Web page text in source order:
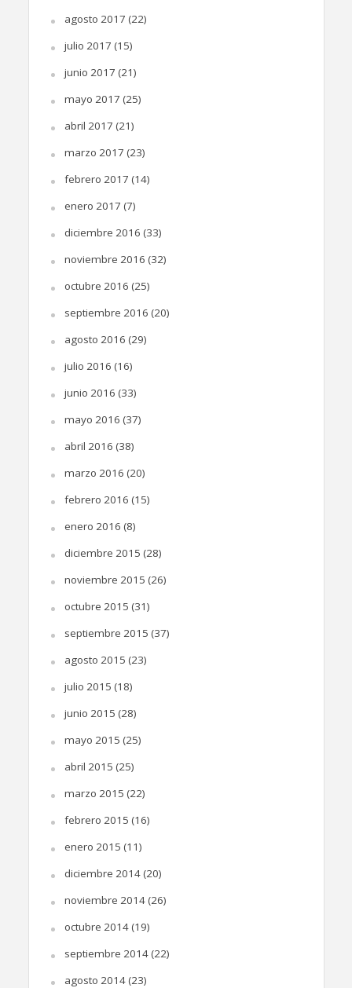
agosto 2017 (22)
julio 2017 (15)
junio 2017 (21)
mayo 2017 (25)
abril 2017 (21)
marzo 2017 (23)
febrero 2017 (14)
enero 2017 (7)
diciembre 2016 (33)
noviembre 2016 (32)
octubre 2016 (25)
septiembre 2016 (20)
agosto 2016 (29)
julio 2016 (16)
junio 2016 (33)
mayo 2016 (37)
abril 2016 (38)
marzo 2016 (20)
febrero 2016 (15)
enero 2016 (8)
diciembre 2015 (28)
noviembre 2015 (26)
octubre 2015 (31)
septiembre 2015 (37)
agosto 2015 (23)
julio 2015 (18)
junio 2015 (28)
mayo 2015 (25)
abril 2015 (25)
marzo 2015 (22)
febrero 2015 (16)
enero 2015 (11)
diciembre 2014(20)
noviembre 2014(26)
octubre 2014(19)
septiembre 2014(22)
agosto 2014(23)